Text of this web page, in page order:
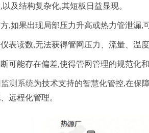
及结构复杂化,其短板日益显现。
,如果出现局部压力升高或热力管泄漏,
表读数,无法获得管网压力、流量、温度
可能存在偏差,使得管网管理的规范化
测系统为技术支持的智慧化管控,在保
远程化管理。